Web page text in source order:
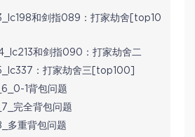
和剑指089：打家劫舍[top10
和剑指090：打家劫舍二
：打家劫舍三[top100]
1背包问题
完全背包问题
多重背包问题